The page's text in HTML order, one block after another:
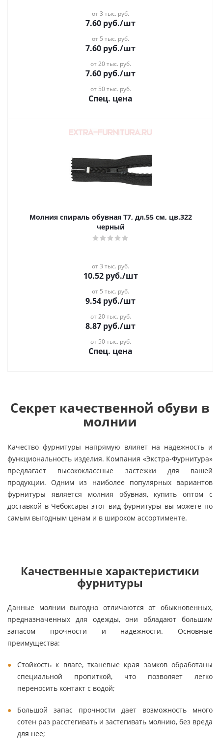
от 3 тыс. руб.
7.60 руб./шт
от 5 тыс. руб.
7.60 руб./шт
от 20 тыс. руб.
7.60 руб./шт
от 50 тыс. руб.
Спец. цена
Молния спираль обувная Т7, дл.55 см, цв.322
черный
от 3 тыс. руб.
10.52руб./шт
от 5 тыс. руб.
9.54 руб./шт
от 20 тыс. руб.
8.87 руб./шт
от 50 тыс. руб.
Спец. цена
Секрет качественной обуви в
молнии
Качество фурнитуры напрямую влияет на надежность и
функциональность изделия. Компания «Экстра-Фурнитура»
предлагает высококлассные застежки для вашей
продукции. Одним из наиболее популярных вариантов
фурнитуры является молния обувная, купить оптом с
доставкой в Чебоксары этот вид фурнитуры вы можете по
самым выгодным ценам и в широком ассортименте.
Качественные характеристики
фурнитуры
Данные молнии выгодно отличаются от обыкновенных,
предназначенных для одежды, они обладают большим
запасом прочности и надежности. Основные
преимущества:
Стойкость к влаге, тканевые края замков обработаны
специальной пропиткой, что позволяет легко
переносить контакт с водой;
Большой запас прочности дает возможность много
сотен раз расстегивать и застегивать молнию, без вреда
для нее;